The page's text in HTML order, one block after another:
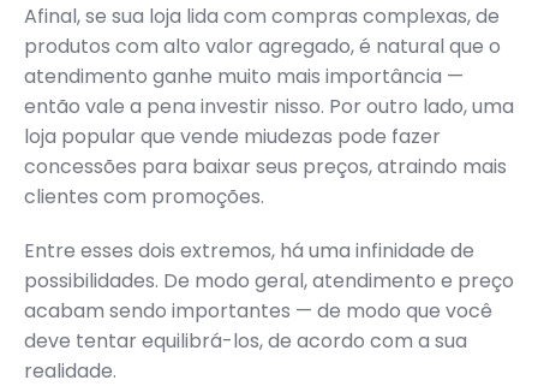
Afinal, se sua loja lida com compras complexas, de
produtos com alto valor agregado, é natural que o
atendimento ganhe muito mais importância —
então vale a pena investir nisso. Por outro lado, uma
loja popular que vende miudezas pode fazer
concessões para baixar seus preços, atraindo mais
clientes com promoções.
Entre esses dois extremos, há uma infinidade de
possibilidades. De modo geral, atendimento e preço
acabam sendo importantes — de modo que você
deve tentar equilibrá-los, de acordo com a sua
realidade.